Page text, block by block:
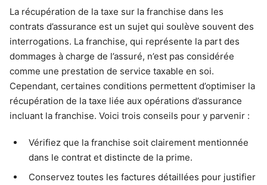
La récupération de la taxe sur la franchise dans les
contrats d’assurance est un sujet qui soulève souvent des
interrogations. La franchise, qui représente la part des
dommages à charge de l’assuré, n’est pas considérée
comme une prestation de service taxable en soi.
Cependant, certaines conditions permettent d’optimiser la
récupération de la taxe liée aux opérations d’assurance
incluant la franchise. Voici trois conseils pour y parvenir :
Vérifiez que la franchise soit clairement mentionnée
dans le contrat et distincte de la prime.
Conservez toutes les factures détaillées pour justifier